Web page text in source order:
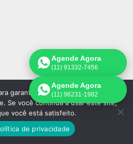
Agende Agora
(11) 91332-7456
Agende Agora
(11) 96231-1982
garantir que você tenha a melhor
Se você continua a usar este site,
você está satisfeito.
de privacidade